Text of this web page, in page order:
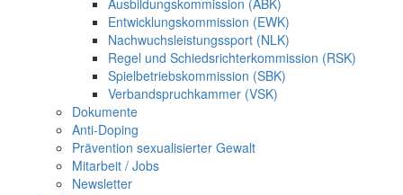
Ausbildungskommission (ABK)
Entwicklungskommission (EWK)
Nachwuchsleistungssport (NLK)
Regel und Schiedsrichterkommission (RSK)
Spielbetriebskommission (SBK)
Verbandspruchkammer (VSK)
Dokumente
Anti-Doping
Prävention sexualisierter Gewalt
Mitarbeit / Jobs
Newsletter